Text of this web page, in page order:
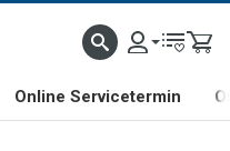
SHOP & SHOWROOM IN
Online Servicetermin